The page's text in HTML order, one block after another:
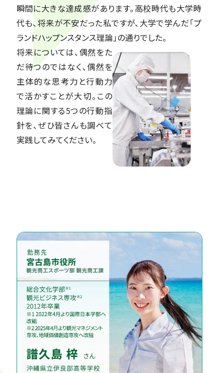
瞬間に大きな達成感があります。高校時代も大学時
代も、将来が不安だった私ですが、大学で学んだ「プ
ランドハップンスタンス理論」の通りでした。
将来については、偶然をた
だ待つのではなく、偶然を
主体的な思考力と行動力
で活かすことが大切。この
理論に関する5つの行動指
針を、ぜひ皆さんも調べて
実践してみてください。